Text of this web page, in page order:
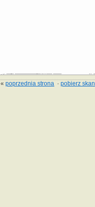
«poprzednia strona ·pobierz skan